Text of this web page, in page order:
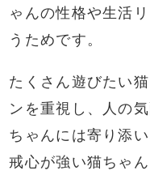
ゃんの性格や生活
うためです。
たくさん遊びたい
ンを重視し、人の
ちゃんには寄り添
戒心が強い猫ちゃ